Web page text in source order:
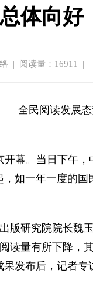
体向好
| 阅读量：16911 |
幕。当日下午
如一年一度的
版研究院院长魏
读量有所下降，
发布后，记者